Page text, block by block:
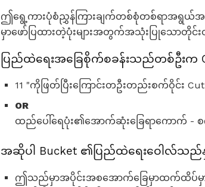
ဤရွေ့ကားပုံစံညွှန်ကြားချက်တစ်စုံတစ်ရာအရွယ်အစ
မှာဖော်ပြထားတဲ့ပုံးများအတွက်အသုံးပြုသောတိုင်
ပြည်ထဲရေးအခြေစိုက်စခန်းသည်တစ်ဦးက
11 "ကိုဖြတ်ပြီးကြောင်းတဦးတည်းစက်ဝိုင်း Cut
OR
ထည်ပေါ်ရေပုံး၏အောက်ဆုံးခြေရာကောက် - စ
အဆိုပါ Bucket ၏ပြည်ထဲရေးဝေါလ်သည်နှ
ဤသည်မှာအပိုင်းအစအောက်ခြေမှာထက်ထိပ်မှာ